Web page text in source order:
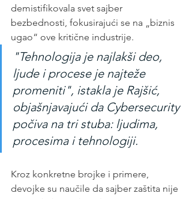
demistifikovala svet sajber
bezbednosti, fokusirajući se na „biznis
ugao“ ove kritične industrije.
"Tehnologija je najlakši deo,
ljude i procese je najteže
promeniti", istakla je Rajšić,
objašnjavajući da Cybersecurity
počiva na tri stuba: ljudima,
procesima i tehnologiji.
Kroz konkretne brojke i primere,
devojke su naučile da sajber zaštita nije